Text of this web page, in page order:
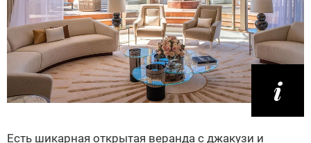
Есть шикарная открытая веранда с джакузи и